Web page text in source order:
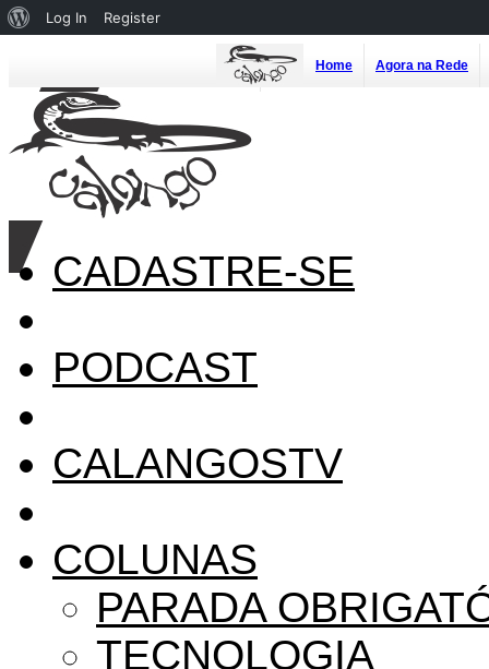
Home Agora na Rede
CADASTRE-SE
PODCAST
CALANGOSTV
COLUNAS
PARADA
TECNOLOGIA
About
Log In Register